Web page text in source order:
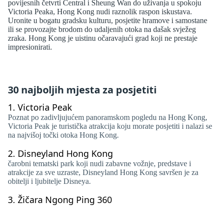
povijesnih četvrti Central i Sheung Wan do uživanja u spokoju
Victoria Peaka, Hong Kong nudi raznolik raspon iskustava.
Uronite u bogatu gradsku kulturu, posjetite hramove i samostane
ili se provozajte brodom do udaljenih otoka na dašak svježeg
zraka. Hong Kong je uistinu očaravajući grad koji ne prestaje
impresionirati.
30 najboljih mjesta za posjetiti
1. Victoria Peak
Poznat po zadivljujućem panoramskom pogledu na Hong Kong,
Victoria Peak je turistička atrakcija koju morate posjetiti i nalazi se
na najvišoj točki otoka Hong Kong.
2. Disneyland Hong Kong
čarobni tematski park koji nudi zabavne vožnje, predstave i
atrakcije za sve uzraste, Disneyland Hong Kong savršen je za
obitelji i ljubitelje Disneya.
3. Žičara Ngong Ping 360